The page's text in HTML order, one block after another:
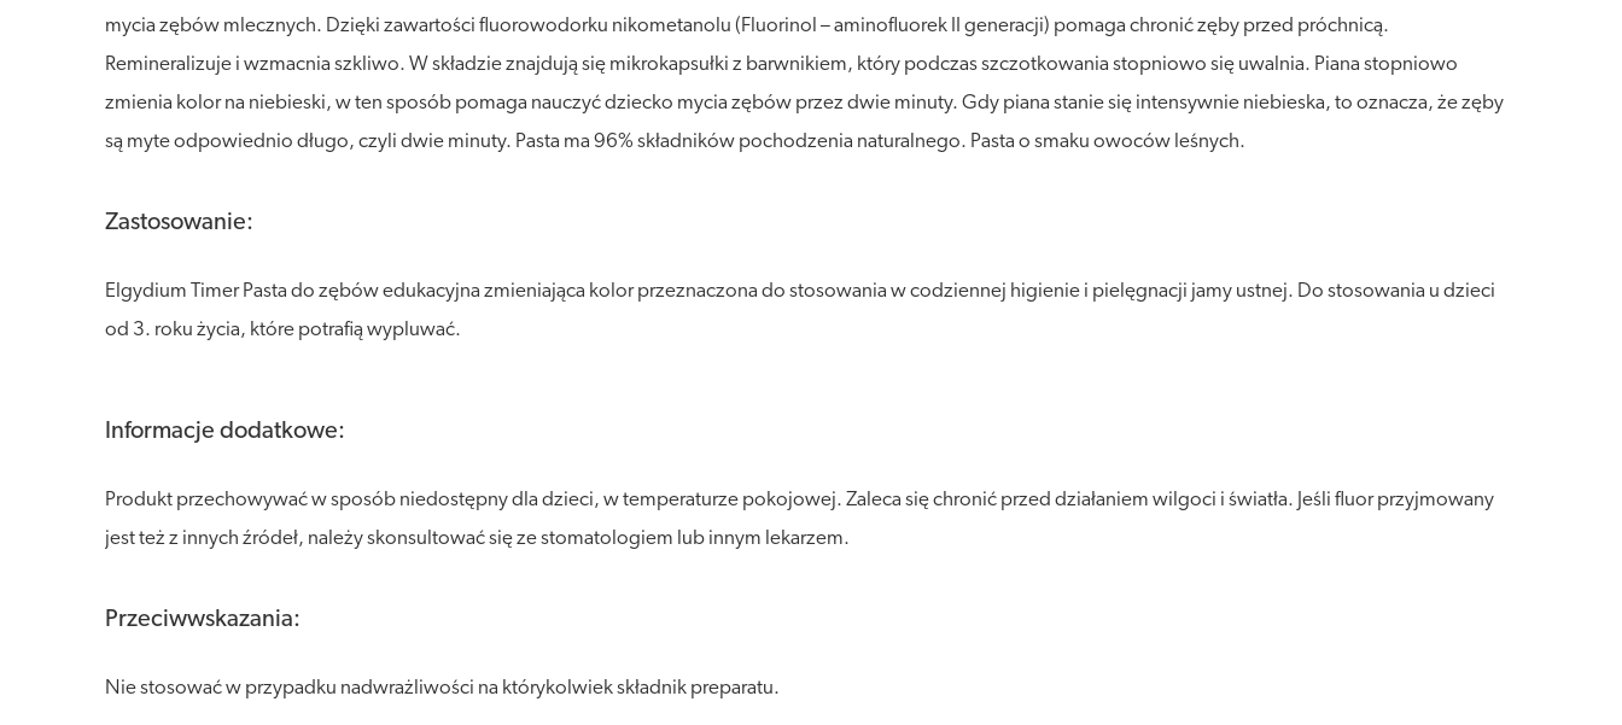
mycia zębów mlecznych. Dzięki zawartości fluorowodorku nikometanolu (Fluorinol – aminofluorek II generacji) pomaga chronić zęby przed próchnicą.
Remineralizuje i wzmacnia szkliwo. W składzie znajdują się mikrokapsułki z barwnikiem, który podczas szczotkowania stopniowo się uwalnia. Piana stopniowo
zmienia kolor na niebieski, w ten sposób pomaga nauczyć dziecko mycia zębów przez dwie minuty. Gdy piana stanie się intensywnie niebieska, to oznacza, że zęby
są myte odpowiednio długo, czyli dwie minuty. Pasta ma 96% składników pochodzenia naturalnego. Pasta o smaku owoców leśnych.
Zastosowanie:
Elgydium Timer Pasta do zębów edukacyjna zmieniająca kolor przeznaczona do stosowania w codziennej higienie i pielęgnacji jamy ustnej. Do stosowania u dzieci
od 3. roku życia, które potrafią wypluwać.
Informacje dodatkowe:
Produkt przechowywać w sposób niedostępny dla dzieci, w temperaturze pokojowej. Zaleca się chronić przed działaniem wilgoci i światła. Jeśli fluor przyjmowany
jest też z innych źródeł, należy skonsultować się ze stomatologiem lub innym lekarzem.
Przeciwwskazania:
Nie stosować w przypadku nadwrażliwości na którykolwiek składnik preparatu.